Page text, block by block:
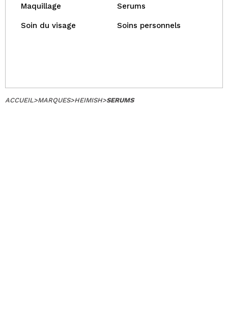
Maquillage Serums
Soin du visage Soins personnels
ACCUEIL>MARQUES>HEIMISH>SERUMS